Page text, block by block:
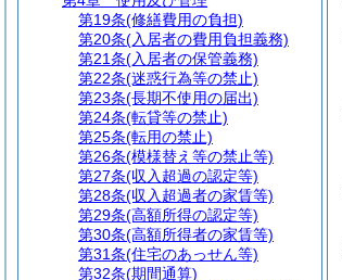
第19条(修繕費用の負担)
第20条(入居者の費用負担義務)
第21条(入居者の保管義務)
第22条(迷惑行為等の禁止)
第23条(長期不使用の届出)
第24条(転貸等の禁止)
第25条(転用の禁止)
第26条(模様替え等の禁止等)
第27条(収入超過の認定等)
第28条(収入超過者の家賃等)
第29条(高額所得の認定等)
第30条(高額所得者の家賃等)
第31条(住宅のあっせん等)
第32条(期間通算)